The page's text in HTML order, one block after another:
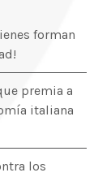
forman
premia a
italiana
los